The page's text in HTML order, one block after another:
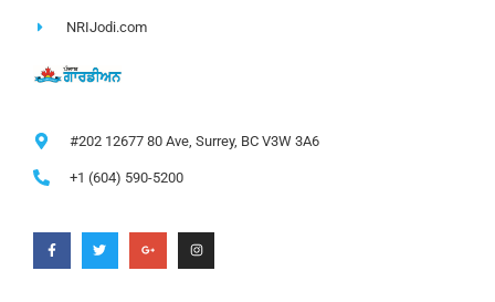
NRIJodi.com
#202 12677 80 Ave, Surrey, BC V3W 3A6
+1 (604) 590-5200